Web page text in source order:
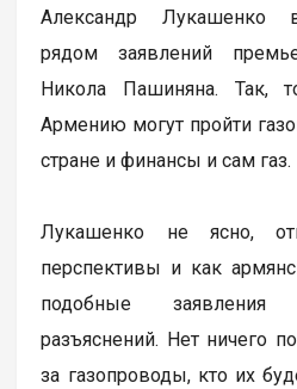
Александр Лукашенко
рядом заявлений
Никола Пашиняна. Так,
Армению могут пройти
стране и финансы и сам газ.
Лукашенко не ясно,
перспективы и как
подобные
разъяснений. Нет ничего
за газопроводы, кто их